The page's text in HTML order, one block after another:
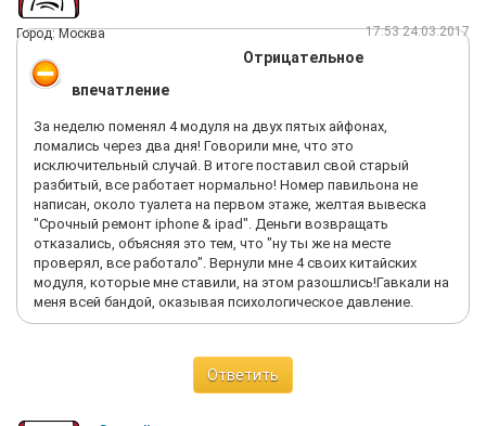
Город: Москва 17:53 24.03.2017
Отрицательное
впечатление
За неделю поменял 4 модуля на двух пятых айфонах,
ломались через два дня! Говорили мне, что это
исключительный случай. В итоге поставил свой старый
разбитый, все работает нормально! Номер павильона не
написан, около туалета на первом этаже, желтая вывеска
"Срочный ремонт iphone & ipad". Деньги возвращать
отказались, объясняя это тем, что "ну ты же на месте
проверял, все работало". Вернули мне 4 своих китайских
модуля, которые мне ставили, на этом разошлись!Гавкали на
меня всей бандой, оказывая психологическое давление.
Ответить